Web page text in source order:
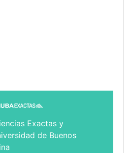
Exactas y
de Buenos